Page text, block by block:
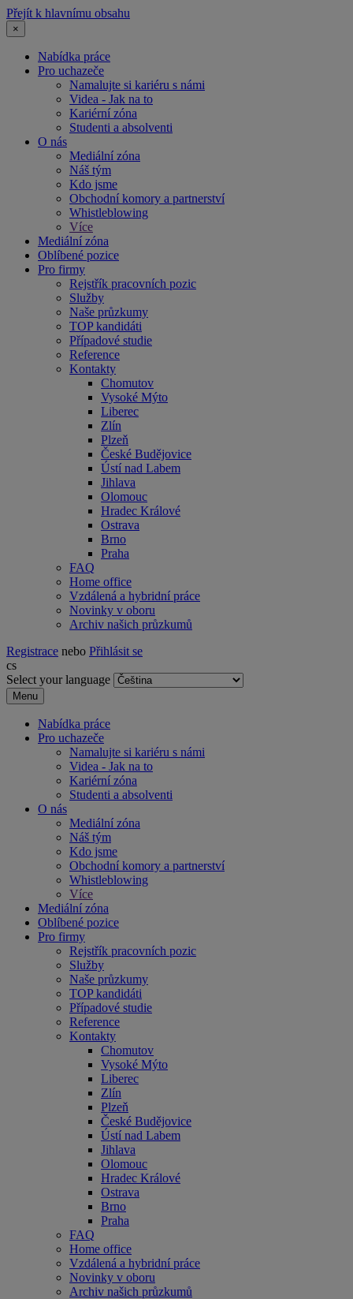
Přejít k hlavnímu obsahu
×
Nabídka práce
Pro uchazeče
Namalujte si kariéru s námi
Videa - Jak na to
Kariérní zóna
Studenti a absolventi
O nás
Mediální zóna
Náš tým
Kdo jsme
Obchodní komory a partnerství
Whistleblowing
Více
Mediální zóna
Oblíbené pozice
Pro firmy
Rejstřík pracovních pozic
Služby
Naše průzkumy
TOP kandidáti
Případové studie
Reference
Kontakty
Chomutov
Vysoké Mýto
Liberec
Zlín
Plzeň
České Budějovice
Ústí nad Labem
Jihlava
Olomouc
Hradec Králové
Ostrava
Brno
Praha
FAQ
Home office
Vzdálená a hybridní práce
Novinky v oboru
Archiv našich průzkumů
Registrace nebo Přihlásit se
cs
Select your language
Menu
Nabídka práce
Pro uchazeče
Namalujte si kariéru s námi
Videa - Jak na to
Kariérní zóna
Studenti a absolventi
O nás
Mediální zóna
Náš tým
Kdo jsme
Obchodní komory a partnerství
Whistleblowing
Více
Mediální zóna
Oblíbené pozice
Pro firmy
Rejstřík pracovních pozic
Služby
Naše průzkumy
TOP kandidáti
Případové studie
Reference
Kontakty
Chomutov
Vysoké Mýto
Liberec
Zlín
Plzeň
České Budějovice
Ústí nad Labem
Jihlava
Olomouc
Hradec Králové
Ostrava
Brno
Praha
FAQ
Home office
Vzdálená a hybridní práce
Novinky v oboru
Archiv našich průzkumů